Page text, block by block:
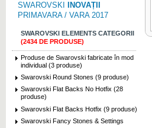
SWAROVSKI
INOVAȚII
PRIMAVARA / VARA 2017
SWAROVSKI ELEMENTS CATEGORII
(2434 DE PRODUSE)
Produse de Swarovski fabricate în mod
individual (3 produse)
Swarovski Round Stones (9 produse)
Swarovski Flat Backs No Hotfix (28
produse)
Swarovski Flat Backs Hotfix (9 produse)
Swarovski Fancy Stones & Settings